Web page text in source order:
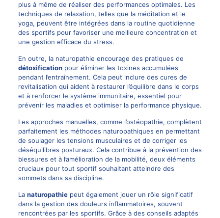
plus à même de réaliser des performances optimales. Les
techniques de relaxation, telles que la méditation et le
yoga, peuvent être intégrées dans la routine quotidienne
des sportifs pour favoriser une meilleure concentration et
une gestion efficace du stress.
En outre, la naturopathie encourage des pratiques de
détoxificationpour éliminer les toxines accumulées
pendant l’entraînement. Cela peut inclure des cures de
revitalisation qui aident à restaurer l’équilibre dans le corps
et à renforcer le système immunitaire, essentiel pour
prévenir les maladies et optimiser la performance physique.
Les approches manuelles, comme l’ostéopathie, complètent
parfaitement les méthodes naturopathiques en permettant
de soulager les tensions musculaires et de corriger les
déséquilibres posturaux. Cela contribue à la prévention des
blessures et à l’amélioration de la mobilité, deux éléments
cruciaux pour tout sportif souhaitant atteindre des
sommets dans sa discipline.
La naturopathiepeut également jouer un rôle significatif
dans la gestion des douleurs inflammatoires, souvent
rencontrées par les sportifs. Grâce à des conseils adaptés